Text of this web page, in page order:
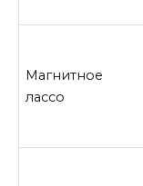
Магнитное
лассо